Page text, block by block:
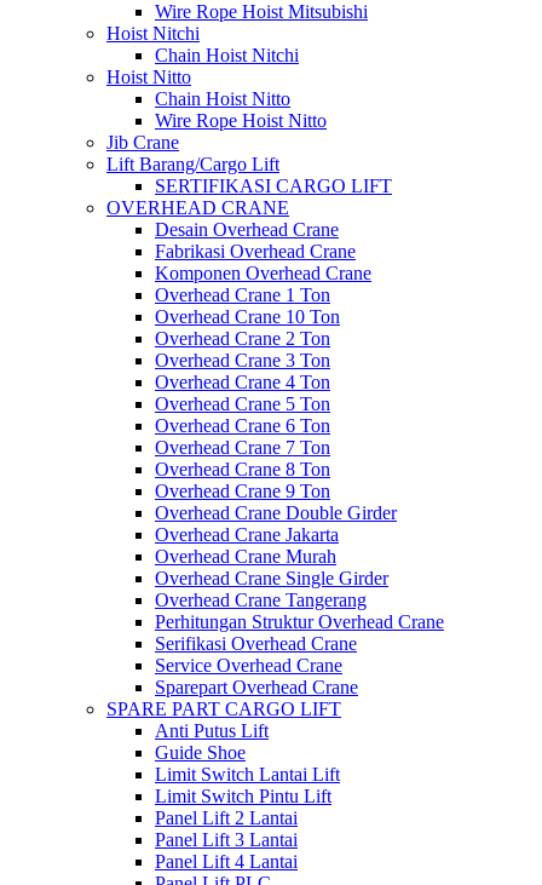
Wire Rope Hoist Mitsubishi
Hoist Nitchi
Chain Hoist Nitchi
Hoist Nitto
Chain Hoist Nitto
Wire Rope Hoist Nitto
Jib Crane
Lift Barang/Cargo Lift
SERTIFIKASI CARGO LIFT
OVERHEAD CRANE
Desain Overhead Crane
Fabrikasi Overhead Crane
Komponen Overhead Crane
Overhead Crane 1 Ton
Overhead Crane 10 Ton
Overhead Crane 2 Ton
Overhead Crane 3 Ton
Overhead Crane 4 Ton
Overhead Crane 5 Ton
Overhead Crane 6 Ton
Overhead Crane 7 Ton
Overhead Crane 8 Ton
Overhead Crane 9 Ton
Overhead Crane Double Girder
Overhead Crane Jakarta
Overhead Crane Murah
Overhead Crane Single Girder
Overhead Crane Tangerang
Perhitungan Struktur Overhead Crane
Serifikasi Overhead Crane
Service Overhead Crane
Sparepart Overhead Crane
SPARE PART CARGO LIFT
Anti Putus Lift
Guide Shoe
Limit Switch Lantai Lift
Limit Switch Pintu Lift
Panel Lift 2 Lantai
Panel Lift 3 Lantai
Panel Lift 4 Lantai